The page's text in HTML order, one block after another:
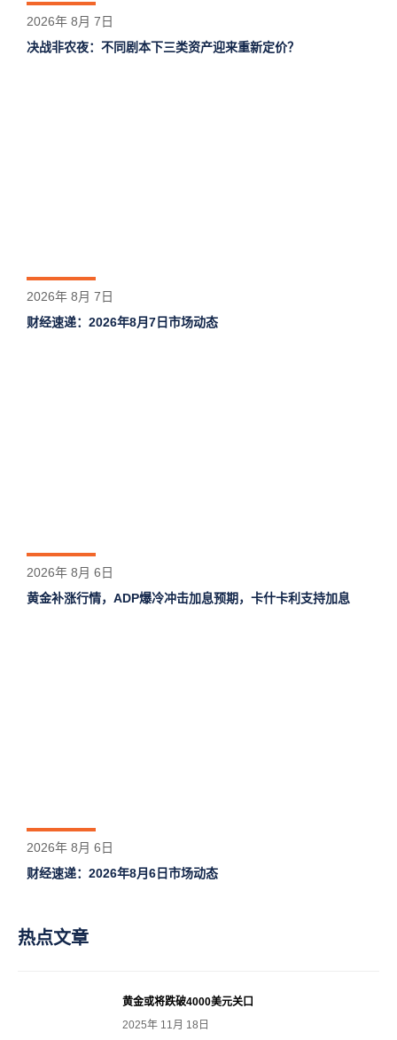
2026年 8月 7日
决战非农夜：不同剧本下三类资产迎来重新定价？
2026年 8月 7日
财经速递：2026年8月7日市场动态
2026年 8月 6日
黄金补涨行情，ADP爆冷冲击加息预期，卡什卡利支持加息
2026年 8月 6日
财经速递：2026年8月6日市场动态
热点文章
黄金或将跌破4000美元关口
2025年 11月 18日